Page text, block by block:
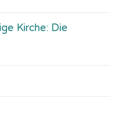
Kirche: Die